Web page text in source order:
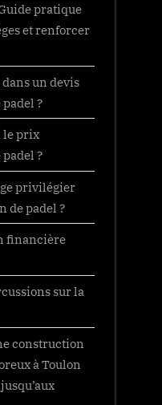
pratique
et renforcer
un devis
?
le prix
?
privilégier
de padel ?
financière
sur la
construction
à Toulon